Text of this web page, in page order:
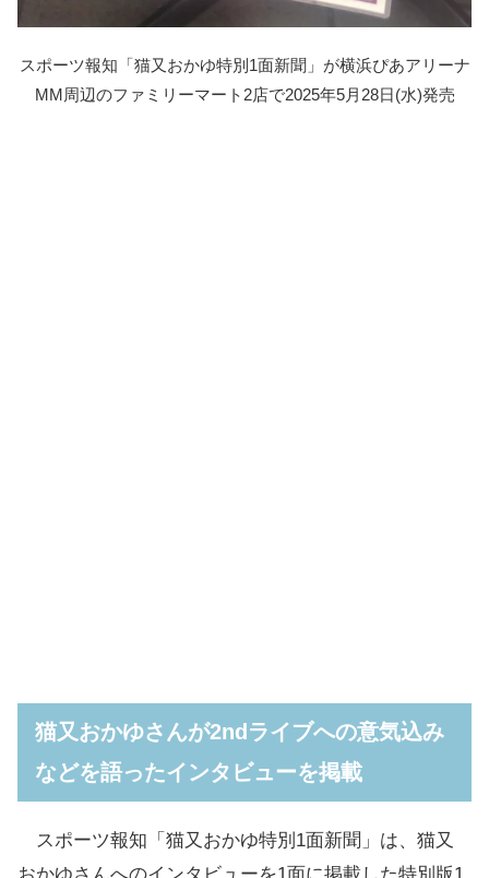
スポーツ報知「猫又おかゆ特別1面新聞」が横浜ぴあアリーナ
MM周辺のファミリーマート2店で2025年5月28日(水)発売
猫又おかゆさんが2ndライブへの意気込み
などを語ったインタビューを掲載
スポーツ報知「猫又おかゆ特別1面新聞」は、猫又